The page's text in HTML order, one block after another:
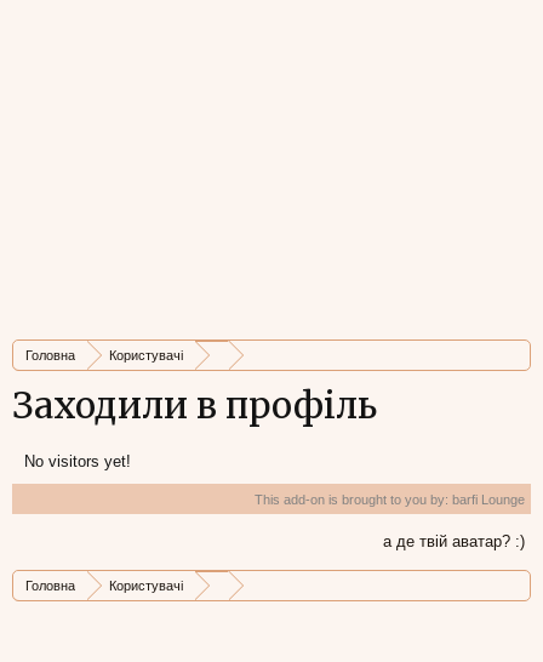
Головна Користувачі
Заходили в профіль
No visitors yet!
This add-on is brought to you by: barfi Lounge
а де твій аватар? :)
Головна Користувачі